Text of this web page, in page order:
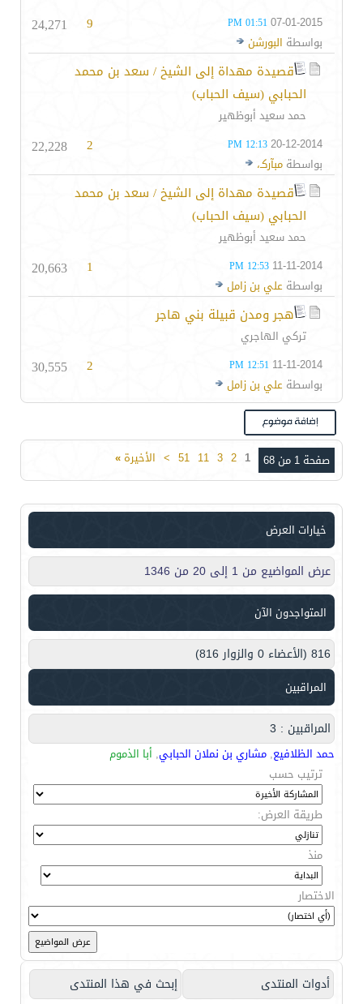
07-01-2015
01:51 PM
بواسطة البورشن
9
24,271
قصيدة مهداة إلى الشيخ / سعد بن محمد
الحبابي (سيف الحباب)
حمد سعيد أبوظهير
20-12-2014
12:13 PM
بواسطة مبآركـ،
2
22,228
قصيدة مهداة إلى الشيخ / سعد بن محمد
الحبابي (سيف الحباب)
حمد سعيد أبوظهير
11-11-2014
12:53 PM
بواسطة علي بن زامل
1
20,663
هجر ومدن قبيلة بني هاجر
تركي الهاجري
11-11-2014
12:51 PM
بواسطة علي بن زامل
2
30,555
صفحة 1 من 68 1
2
3
11
51
> الأخيرة»
خيارات العرض
عرض المواضيع من 1 إلى 20 من 1346
المتواجدون الآن
816 (الأعضاء 0 والزوار 816)
المراقبين
المراقبين : 3
حمد الظلافيع, مشاري بن نملان الحبابي, أبا الذموم
ترتيب حسب
طريقة العرض:
منذ
الاختصار
أدوات المنتدى إبحث في هذا المنتدى